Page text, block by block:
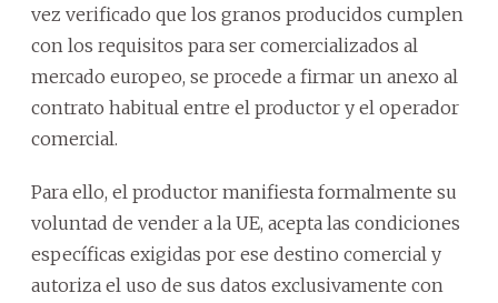
vez verificado que los granos producidos cumplen
con los requisitos para ser comercializados al
mercado europeo, se procede a firmar un anexo al
contrato habitual entre el productor y el operador
comercial.
Para ello, el productor manifiesta formalmente su
voluntad de vender a la UE, acepta las condiciones
específicas exigidas por ese destino comercial y
autoriza el uso de sus datos exclusivamente con